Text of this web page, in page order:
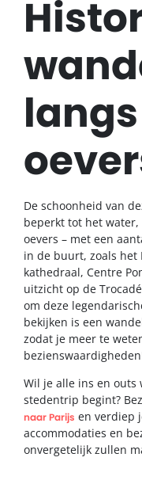
De schoonheid van
beperkt tot het
oevers – met een
in de buurt, zoals het
kathedraal, Centre
uitzicht op de
om deze
bekijken is een
zodat je meer te
Wil je alle ins en outs
stedentrip begint?
naar Parijs en verdiep
accommodaties en
onvergetelijk zullen